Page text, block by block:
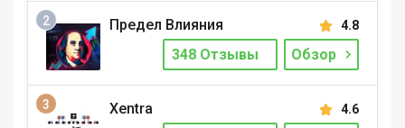
Предел Влияния 4.8
348 Отзывы Обзор
Xentra 4.6